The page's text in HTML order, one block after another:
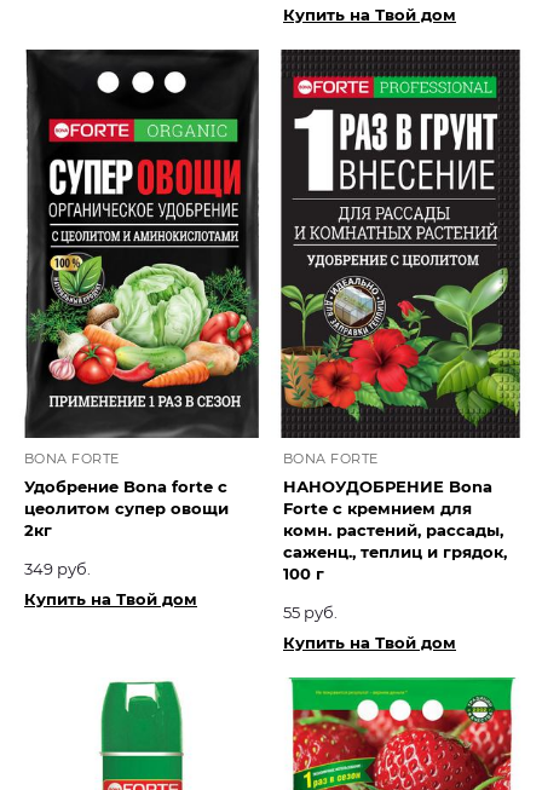
Купить на Твой дом
BONA FORTE
Удобрение Bona forte с
цеолитом супер овощи
2кг
349 руб.
Купить на Твой дом
BONA FORTE
НАНОУДОБРЕНИЕ Bona
Forte с кремнием для
комн. растений, рассады,
саженц., теплиц и грядок,
100 г
55 руб.
Купить на Твой дом